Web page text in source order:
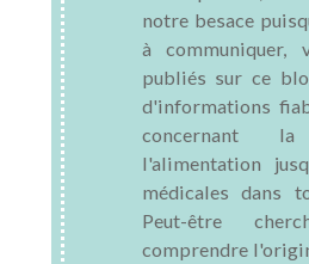
notre besace
à communiquer,
publiés sur ce
d'informations
concernant
l'alimentation
médicales dans
Peut-être
comprendre